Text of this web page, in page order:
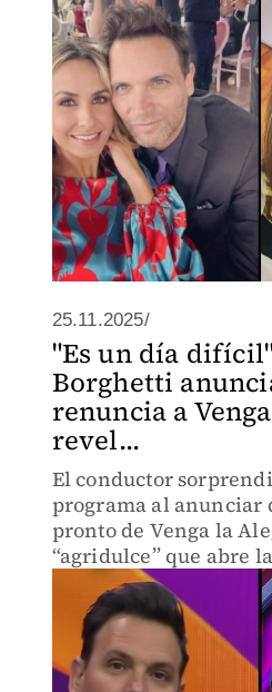
25.11.2025/
"Es un día
Borghetti
renuncia a
revel...
El conductor
programa al anunciar
pronto de Venga la
“agridulce” que abre
cambio importante